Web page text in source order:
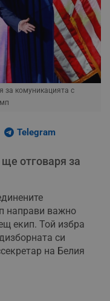
за комуникацията с
Telegram
отговаря за
направи важно
екип. Той избра
си
на Белия